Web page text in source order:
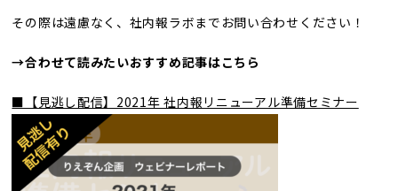
その際は遠慮なく、社内報ラボまでお問い合わせください！
→合わせて読みたいおすすめ記事はこちら
■【見逃し配信】2021年 社内報リニューアル準備セミナー